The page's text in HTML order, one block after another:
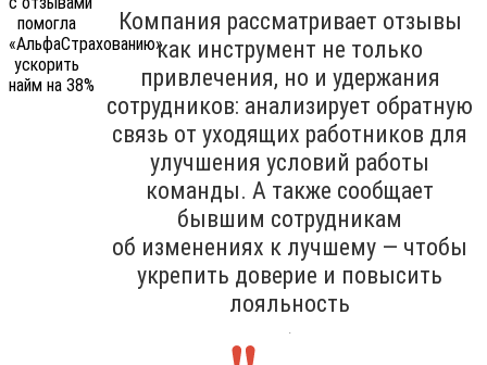
Компания рассматривает отзывы
как инструмент не только
привлечения, но и удержания
сотрудников: анализирует обратную
связь от уходящих работников для
улучшения условий работы
команды. А также сообщает
бывшим сотрудникам
об изменениях к лучшему — чтобы
укрепить доверие и повысить
лояльность
.